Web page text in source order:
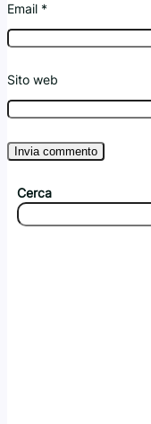
Email *
Sito web
Cerca